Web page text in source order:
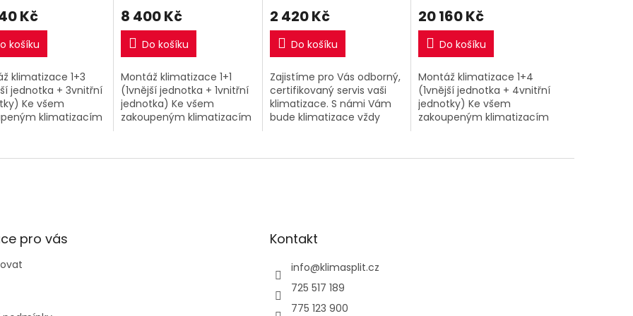
Kč
košíku
klimatizace 1+3
jednotka + 3vnitřní
Ke všem
klimatizacím
montáž za
8 400 Kč
Do košíku
Montáž klimatizace 1+1
(1vnější jednotka + 1vnitřní
jednotka) Ke všem
zakoupeným klimatizacím
kompletní montáž za
2 420 Kč
Do košíku
Zajistíme pro Vás odborný,
certifikovaný servis vaši
klimatizace. S námi Vám
bude klimatizace vždy
prohlídky a celkovou
20 160 Kč
Do košíku
Montáž klimatizace 1+4
(1vnější jednotka + 4vnitřní
jednotky) Ke všem
zakoupeným klimatizacím
kompletní montáž za
pro vás Kontakt
info@klimasplit.cz
725 517 189
775 123 900